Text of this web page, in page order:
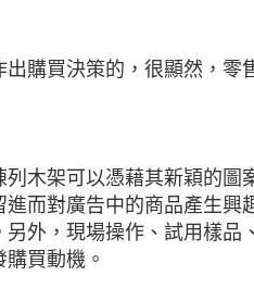
購買決策的，很顯然，零
木架可以憑藉其新穎的圖
而對廣告中的商品產生興
外，現場操作、試用樣品
買動機。